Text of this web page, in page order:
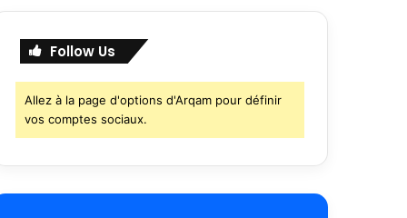
Aléatoire
Follow Us
Allez à la page d'options d'Arqam pour définir
vos comptes sociaux.